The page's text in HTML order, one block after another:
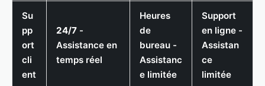
Su
pp
ort
cli
ent
24/7 -
Assistance en
temps réel
Heures
de
bureau -
Assistanc
e limitée
Support
en ligne -
Assistan
ce
limitée